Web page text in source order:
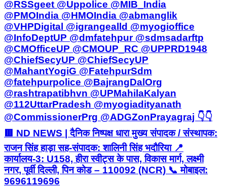
@RSSgeet @Uppolice @MIB_India
@PMOIndia @HMOIndia @abmanglik
@VHPDigital @igrangealld @myogioffice
@InfoDeptUP @dmfatehpur @sdmsadarftp
@CMOfficeUP @CMOUP_RC @UPPRD1948
@ChiefSecyUP @ChiefSecyUP
@MahantYogiG @FatehpurSdm
@fatehpurpolice @BajrangDalOrg
@rashtrapatibhvn @UPMahilaKalyan
@112UttarPradesh @myogiadityanath
@CommissionerPrg @ADGZonPrayagraj 👇👇
🟥 ND NEWS | दैनिक निष्पक्ष धारा मुख्य संपादक / संस्थापक:
राजन सिंह हाड़ा सह-संपादक: शालिनी सिंह भदौरिया 📍
कार्यालय-3: U158, हीरा स्वीट्स के पास, विकास मार्ग, लक्ष्मी
नगर, पूर्वी दिल्ली, पिन कोड – 110092 (NCR) 📞 मोबाइल:
9696119696